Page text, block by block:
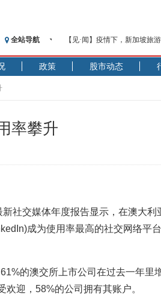
全站导航
【见·闻】疫情下，新加坡旅
记者手记：疫情下的香港零
【见·闻】疫情下一家香港传
济安金信：中国基金市场数据
【新华财经调查】同业存单
央行公开市场净投放300亿元
基本面及股市双轮冲击 债市
沥青期货连续两日涨逾3% 沪
恒生聚源：北斗收官之星发
政策 股市动态
率攀升
社交媒体年度报告显示，在澳大利
成为使用率最高的社交网络平台
的澳交所上市公司在过去一年里
欢迎，58%的公司拥有其账户。